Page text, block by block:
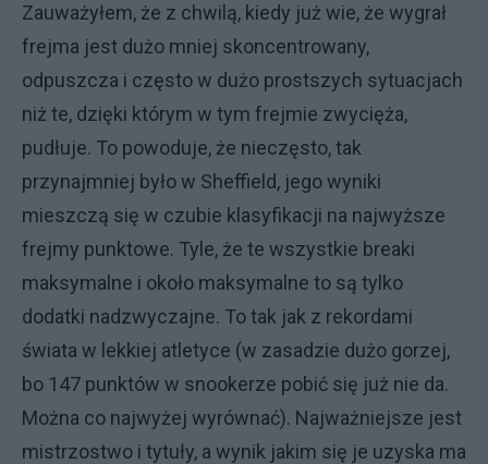
Zauważyłem, że z chwilą, kiedy już wie, że wygrał
frejma jest dużo mniej skoncentrowany,
odpuszcza i często w dużo prostszych sytuacjach
niż te, dzięki którym w tym frejmie zwycięża,
pudłuje. To powoduje, że nieczęsto, tak
przynajmniej było w Sheffield, jego wyniki
mieszczą się w czubie klasyfikacji na najwyższe
frejmy punktowe. Tyle, że te wszystkie breaki
maksymalne i około maksymalne to są tylko
dodatki nadzwyczajne. To tak jak z rekordami
świata w lekkiej atletyce (w zasadzie dużo gorzej,
bo 147 punktów w snookerze pobić się już nie da.
Można co najwyżej wyrównać). Najważniejsze jest
mistrzostwo i tytuły, a wynik jakim się je uzyska ma